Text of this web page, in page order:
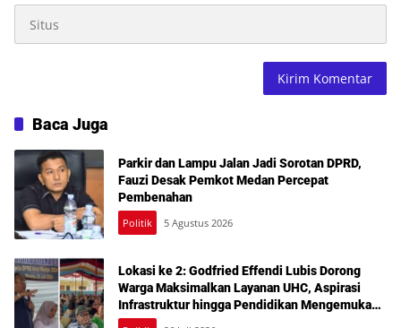
Baca Juga
Parkir dan Lampu Jalan Jadi Sorotan DPRD,
Fauzi Desak Pemkot Medan Percepat
Pembenahan
Politik 5 Agustus 2026
Lokasi ke 2: Godfried Effendi Lubis Dorong
Warga Maksimalkan Layanan UHC, Aspirasi
Infrastruktur hingga Pendidikan Mengemuka
dalam Reses Medan Amplas